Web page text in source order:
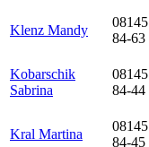
Klenz Mandy
08145
84-63
Kobarschik
Sabrina
08145
84-44
Kral Martina
08145
84-45